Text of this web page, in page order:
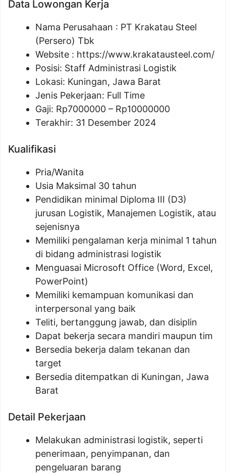
Data Lowongan Kerja
Nama Perusahaan : PT Krakatau Steel
(Persero) Tbk
Website : https://www.krakatausteel.com/
Posisi: Staff Administrasi Logistik
Lokasi: Kuningan, Jawa Barat
Jenis Pekerjaan: Full Time
Gaji: Rp7000000 – Rp10000000
Terakhir: 31 Desember 2024
Kualifikasi
Pria/Wanita
Usia Maksimal 30 tahun
Pendidikan minimal Diploma III (D3)
jurusan Logistik, Manajemen Logistik, atau
sejenisnya
Memiliki pengalaman kerja minimal 1 tahun
di bidang administrasi logistik
Menguasai Microsoft Office (Word, Excel,
PowerPoint)
Memiliki kemampuan komunikasi dan
interpersonal yang baik
Teliti, bertanggung jawab, dan disiplin
Dapat bekerja secara mandiri maupun tim
Bersedia bekerja dalam tekanan dan
target
Bersedia ditempatkan di Kuningan, Jawa
Barat
Detail Pekerjaan
Melakukan administrasi logistik, seperti
penerimaan, penyimpanan, dan
pengeluaran barang